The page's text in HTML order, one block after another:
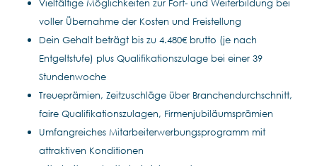
Vielfältige Möglichkeiten zur Fort- und Weiterbildung bei
voller Übernahme der Kosten und Freistellung
Dein Gehalt beträgt bis zu 4.480€ brutto (je nach
Entgeltstufe) plus Qualifikationszulage bei einer 39
Stundenwoche
Treueprämien, Zeitzuschläge über Branchendurchschnitt,
faire Qualifikationszulagen, Firmenjubiläumsprämien
Umfangreiches Mitarbeiterwerbungsprogramm mit
attraktiven Konditionen